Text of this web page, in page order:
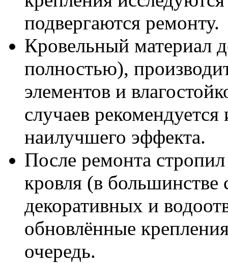
подвергаются ремонту.
Кровельный материал
полностью),
элементов и
случаев
наилучшего эффекта.
После ремонта
кровля (в большинстве
декоративных и
обновлённые
очередь.